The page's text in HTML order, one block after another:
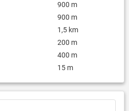
900 m
900 m
1,5 km
200 m
400 m
15 m